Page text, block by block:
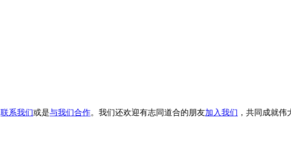
联系我们或是与我们合作。我们还欢迎有志同道合的朋友加入我们 ，共同成就伟